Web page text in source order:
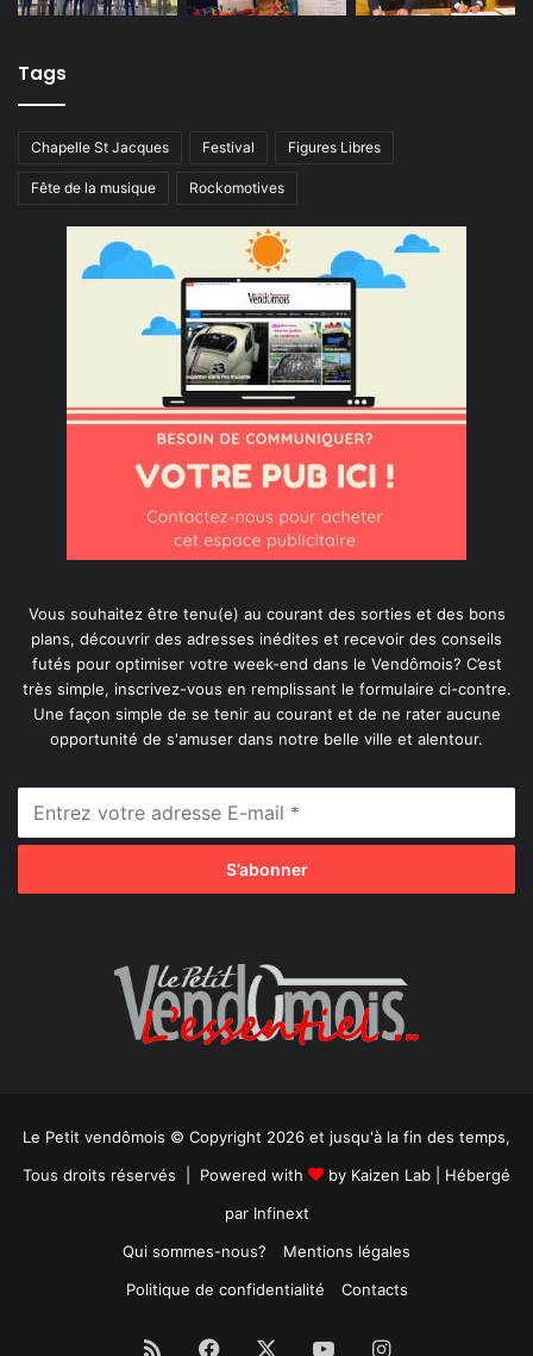
Tags
Chapelle St Jacques Festival Figures Libres
Fête de la musique Rockomotives
Vous souhaitez être tenu(e) au courant des sorties et des bons
plans, découvrir des adresses inédites et recevoir des conseils
futés pour optimiser votre week-end dans le Vendômois? C’est
très simple, inscrivez-vous en remplissant le formulaire ci-contre.
Une façon simple de se tenir au courant et de ne rater aucune
opportunité de s'amuser dans notre belle ville et alentour.
Le Petit vendômois © Copyright 2026 et jusqu'à la fin des temps,
Tous droits réservés | Powered with
by Kaizen Lab | Hébergé
par Infinext
Qui sommes-nous?
Mentions légales
Politique de confidentialité
Contacts
RSS Facebook YouTubeInstagram